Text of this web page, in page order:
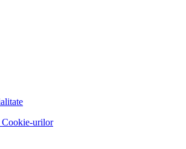
Cookie-urilor